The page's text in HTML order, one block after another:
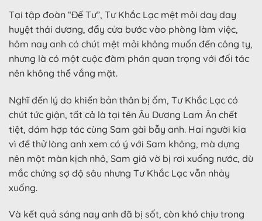
Tại tập đoàn “Đế Tư”, Tư Khắc Lạc mệt mỏi day day
huyệt thái dương, đẩy cửa bước vào phòng làm việc,
hôm nay anh có chút mệt mỏi không muốn đến công ty,
nhưng là có một cuộc đàm phán quan trọng với đối tác
nên không thể vắng mặt.
Nghĩ đến lý do khiến bản thân bị ốm, Tư Khắc Lạc có
chút tức giận, tất cả là tại tên Âu Dương Lam Ân chết
tiệt, dám hợp tác cùng Sam gài bẫy anh. Hai người kia
vì để thử lòng anh xem có ý với Sam không, mà dựng
nên một màn kịch nhỏ, Sam giả vờ bị rơi xuống nước, dù
mắc chứng sợ độ sâu nhưng Tư Khắc Lạc vẫn nhảy
xuống.
Và kết quả sáng nay anh đã bị sốt, còn khó chịu trong